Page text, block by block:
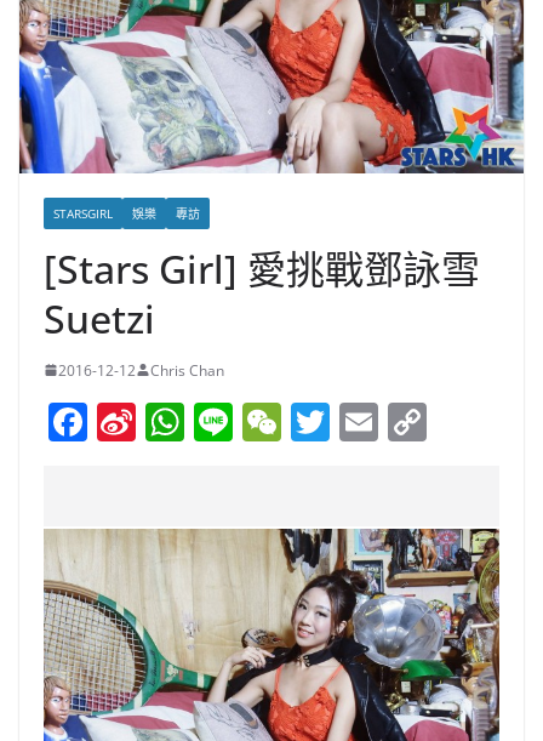
STARSGIRL 娛樂 專訪
[Stars Girl] 愛挑戰鄧詠雪
Suetzi
2016-12-12 Chris Chan
F
e
b
o
o
k
Si
W
ei
b
o
W
s
A
p
p
Li W
h
at
T
er
E
l y
Li
n
k